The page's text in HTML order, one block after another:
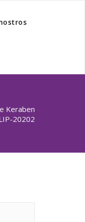
Keraben
20202